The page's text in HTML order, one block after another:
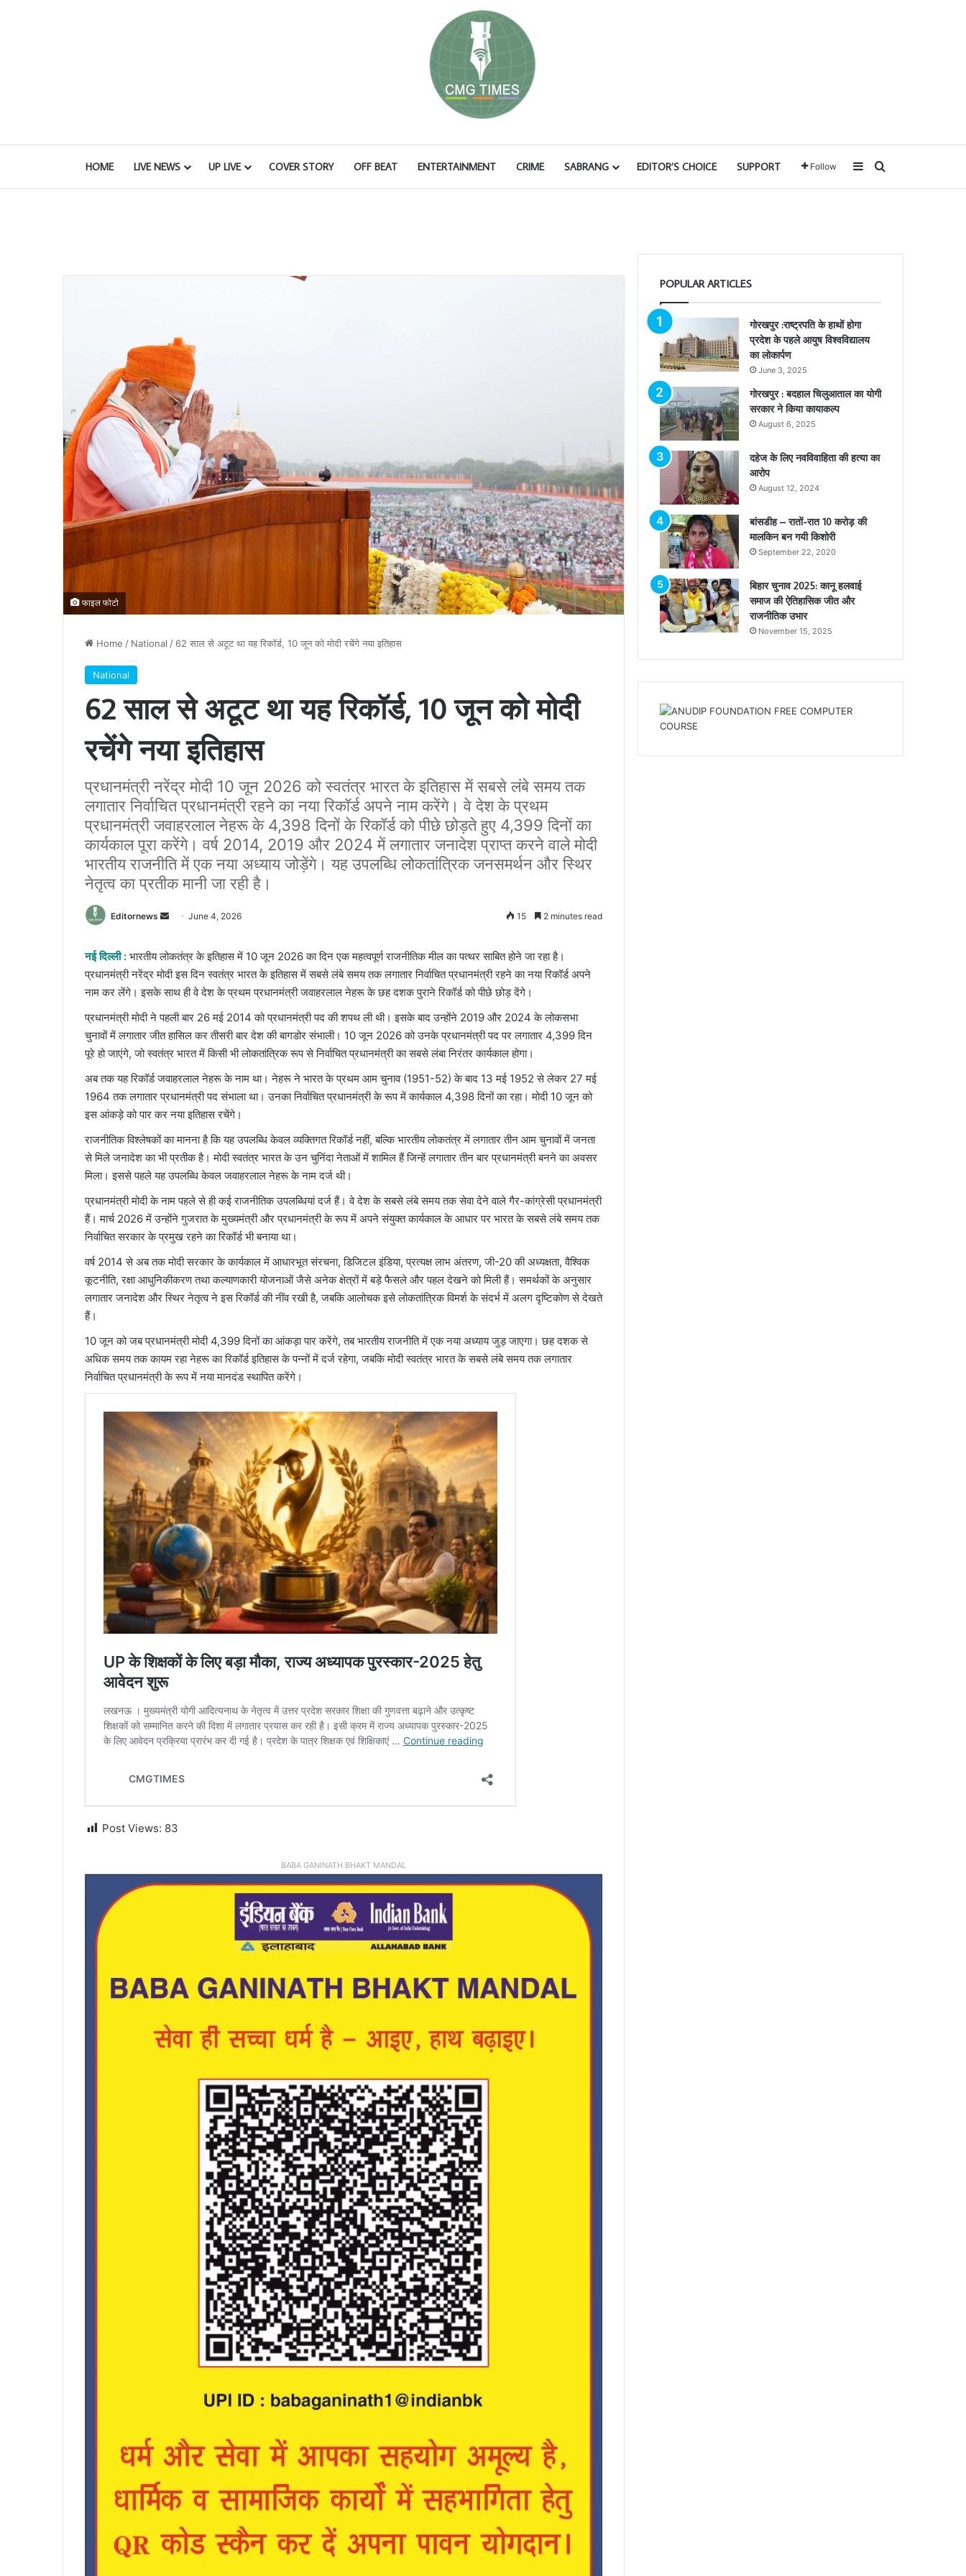
HOME LIVE NEWS UP LIVE COVER STORY OFF BEAT ENTERTAINMENT CRIME SABRANG EDITOR’S CHOICE SUPPORT Follow SidebarSearch for
फाइल फोटो
Home / National / 62 साल से अटूट था यह रिकॉर्ड, 10 जून को मोदी रचेंगे नया इतिहास
National
62 साल से अटूट था यह रिकॉर्ड, 10 जून को मोदी
रचेंगे नया इतिहास
प्रधानमंत्री नरेंद्र मोदी 10 जून 2026 को स्वतंत्र भारत के इतिहास में सबसे लंबे समय तक
लगातार निर्वाचित प्रधानमंत्री रहने का नया रिकॉर्ड अपने नाम करेंगे। वे देश के प्रथम
प्रधानमंत्री जवाहरलाल नेहरू के 4,398 दिनों के रिकॉर्ड को पीछे छोड़ते हुए 4,399 दिनों का
कार्यकाल पूरा करेंगे। वर्ष 2014, 2019 और 2024 में लगातार जनादेश प्राप्त करने वाले मोदी
भारतीय राजनीति में एक नया अध्याय जोड़ेंगे। यह उपलब्धि लोकतांत्रिक जनसमर्थन और स्थिर
नेतृत्व का प्रतीक मानी जा रही है।
Editornews
Send
email
June 4, 2026 15 2 minutes read
नई दिल्ली : भारतीय लोकतंत्र के इतिहास में 10 जून 2026 का दिन एक महत्वपूर्ण राजनीतिक मील का पत्थर साबित होने जा रहा है।
प्रधानमंत्री नरेंद्र मोदी इस दिन स्वतंत्र भारत के इतिहास में सबसे लंबे समय तक लगातार निर्वाचित प्रधानमंत्री रहने का नया रिकॉर्ड अपने
नाम कर लेंगे। इसके साथ ही वे देश के प्रथम प्रधानमंत्री जवाहरलाल नेहरू के छह दशक पुराने रिकॉर्ड को पीछे छोड़ देंगे।
प्रधानमंत्री मोदी ने पहली बार 26 मई 2014 को प्रधानमंत्री पद की शपथ ली थी। इसके बाद उन्होंने 2019 और 2024 के लोकसभा
चुनावों में लगातार जीत हासिल कर तीसरी बार देश की बागडोर संभाली। 10 जून 2026 को उनके प्रधानमंत्री पद पर लगातार 4,399 दिन
पूरे हो जाएंगे, जो स्वतंत्र भारत में किसी भी लोकतांत्रिक रूप से निर्वाचित प्रधानमंत्री का सबसे लंबा निरंतर कार्यकाल होगा।
अब तक यह रिकॉर्ड जवाहरलाल नेहरू के नाम था। नेहरू ने भारत के प्रथम आम चुनाव (1951-52) के बाद 13 मई 1952 से लेकर 27 मई
1964 तक लगातार प्रधानमंत्री पद संभाला था। उनका निर्वाचित प्रधानमंत्री के रूप में कार्यकाल 4,398 दिनों का रहा। मोदी 10 जून को
इस आंकड़े को पार कर नया इतिहास रचेंगे।
राजनीतिक विश्लेषकों का मानना है कि यह उपलब्धि केवल व्यक्तिगत रिकॉर्ड नहीं, बल्कि भारतीय लोकतंत्र में लगातार तीन आम चुनावों में जनता
से मिले जनादेश का भी प्रतीक है। मोदी स्वतंत्र भारत के उन चुनिंदा नेताओं में शामिल हैं जिन्हें लगातार तीन बार प्रधानमंत्री बनने का अवसर
मिला। इससे पहले यह उपलब्धि केवल जवाहरलाल नेहरू के नाम दर्ज थी।
प्रधानमंत्री मोदी के नाम पहले से ही कई राजनीतिक उपलब्धियां दर्ज हैं। वे देश के सबसे लंबे समय तक सेवा देने वाले गैर-कांग्रेसी प्रधानमंत्री
हैं। मार्च 2026 में उन्होंने गुजरात के मुख्यमंत्री और प्रधानमंत्री के रूप में अपने संयुक्त कार्यकाल के आधार पर भारत के सबसे लंबे समय तक
निर्वाचित सरकार के प्रमुख रहने का रिकॉर्ड भी बनाया था।
वर्ष 2014 से अब तक मोदी सरकार के कार्यकाल में आधारभूत संरचना, डिजिटल इंडिया, प्रत्यक्ष लाभ अंतरण, जी-20 की अध्यक्षता, वैश्विक
कूटनीति, रक्षा आधुनिकीकरण तथा कल्याणकारी योजनाओं जैसे अनेक क्षेत्रों में बड़े फैसले और पहल देखने को मिली हैं। समर्थकों के अनुसार
लगातार जनादेश और स्थिर नेतृत्व ने इस रिकॉर्ड की नींव रखी है, जबकि आलोचक इसे लोकतांत्रिक विमर्श के संदर्भ में अलग दृष्टिकोण से देखते
हैं।
10 जून को जब प्रधानमंत्री मोदी 4,399 दिनों का आंकड़ा पार करेंगे, तब भारतीय राजनीति में एक नया अध्याय जुड़ जाएगा। छह दशक से
अधिक समय तक कायम रहा नेहरू का रिकॉर्ड इतिहास के पन्नों में दर्ज रहेगा, जबकि मोदी स्वतंत्र भारत के सबसे लंबे समय तक लगातार
निर्वाचित प्रधानमंत्री के रूप में नया मानदंड स्थापित करेंगे।
Post Views: 83
BABA GANINATH BHAKT MANDAL
POPULAR ARTICLES
गोरखपुर :राष्ट्रपति के हाथों होगा
प्रदेश के पहले आयुष विश्वविद्यालय
का लोकार्पण
June 3, 2025
गोरखपुर : बदहाल चिलुआताल का योगी
सरकार ने किया कायाकल्प
August 6, 2025
दहेज के लिए नवविवाहिता की हत्या का
आरोप
August 12, 2024
बांसडीह – रातों-रात 10 करोड़ की
मालकिन बन गयी किशोरी
September 22, 2020
बिहार चुनाव 2025: कानू हलवाई
समाज की ऐतिहासिक जीत और
राजनीतिक उभार
November 15, 2025